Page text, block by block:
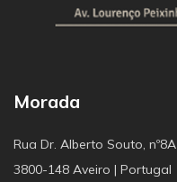
Morada
Rua Dr. Alberto Souto, nº8A
3800-148 Aveiro | Portugal